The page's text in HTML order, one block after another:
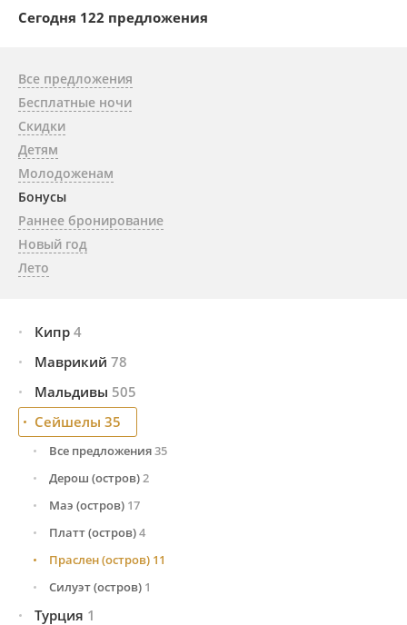
Cегодня 122 предложения
Все предложения
Бесплатные ночи
Скидки
Детям
Молодоженам
Бонусы
Раннее бронирование
Новый год
Лето
Кипр 4
Все предложения
Лимасол 2
Пафос
Маврикий 78
Все предложения
Восточное побережье
Западное побережье
Северное побережье
Мальдивы 505
Все предложения
Северная часть133
Центральная часть
Южная часть 42
Сейшелы 35
Все предложения35
Дерош (остров)2
Маэ (остров) 17
Платт (остров)4
Праcлен (остров) 11
Силуэт (остров) 1
Турция 1